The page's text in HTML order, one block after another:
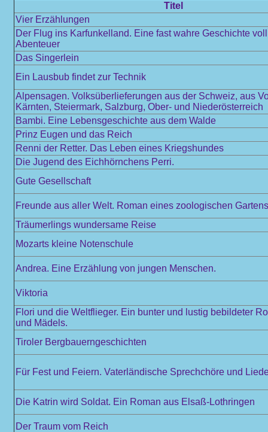
Titel
Vier Erzählungen
Der Flug ins Karfunkelland. Eine fast wahre Geschichte
Abenteuer
Das Singerlein
Ein Lausbub findet zur Technik
Alpensagen. Volksüberlieferungen aus der Schweiz, aus
Kärnten, Steiermark, Salzburg, Ober- und Niederösterreich
Bambi. Eine Lebensgeschichte aus dem Walde
Prinz Eugen und das Reich
Renni der Retter. Das Leben eines Kriegshundes
Die Jugend des Eichhörnchens Perri.
Gute Gesellschaft
Freunde aus aller Welt. Roman eines zoologischen Gartens
Träumerlings wundersame Reise
Mozarts kleine Notenschule
Andrea. Eine Erzählung von jungen Menschen.
Viktoria
Flori und die Weltflieger. Ein bunter und lustig bebildeter
und Mädels.
Tiroler Bergbauerngeschichten
Für Fest und Feiern. Vaterländische Sprechchöre und
Die Katrin wird Soldat. Ein Roman aus Elsaß-Lothringen
Der Traum vom Reich